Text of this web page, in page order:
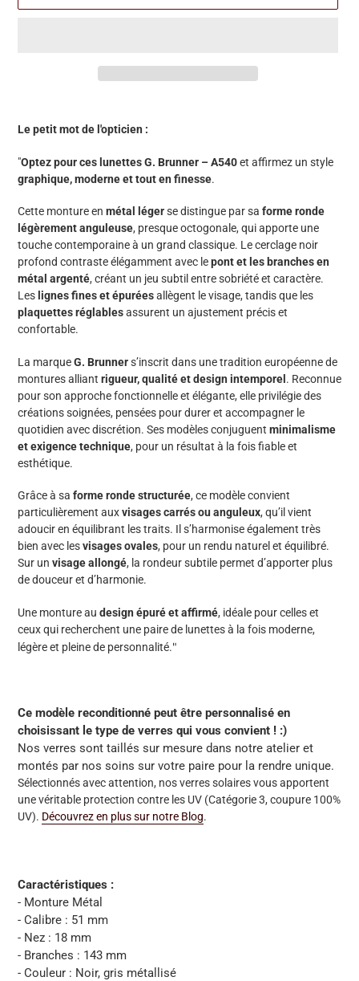
paire
à
votre
panier
Le petit mot de l'opticien :
"Optez pour ces lunettes G. Brunner – A540et affirmez un style
graphique, moderne et tout en finesse.
Cette monture en métal légerse distingue par sa forme ronde
légèrement anguleuse, presque octogonale, qui apporte une
touche contemporaine à un grand classique. Le cerclage noir
profond contraste élégamment avec lepont et les branches en
métal argenté, créant un jeu subtil entre sobriété et caractère.
Les lignes fines et épuréesallègent le visage, tandis que les
plaquettes réglablesassurent un ajustement précis et
confortable.
La marqueG. Brunners’inscrit dans une tradition européenne de
montures alliant rigueur, qualité et design intemporel . Reconnue
pour son approche fonctionnelle et élégante, elle privilégie des
créations soignées, pensées pour durer et accompagner le
quotidien avec discrétion. Ses modèles conjuguent minimalisme
et exigence technique, pour un résultat à la fois fiable et
esthétique.
Grâce à sa forme ronde structurée, ce modèle convient
particulièrement auxvisages carrés ou anguleux, qu’il vient
adoucir en équilibrant les traits. Il s’harmonise également très
bien avec lesvisages ovales, pour un rendu naturel et équilibré.
Sur un visage allongé, la rondeur subtile permet d’apporter plus
de douceur et d’harmonie.
Une monture au design épuré et affirmé, idéale pour celles et
ceux qui recherchent une paire de lunettes à la fois moderne,
légère et pleine de personnalité."
Ce modèle reconditionné peut être personnalisé en
choisissant le type de verres qui vous convient ! :)
Nos verres sont taillés sur mesure dans notre atelier et
montés par nos soins sur votre paire pour la rendre unique.
Sélectionnés avec attention, nos verres solaires vous apportent
une véritable protection contre les UV (Catégorie 3, coupure 100%
UV). Découvrez en plus sur notre Blog.
Caractéristiques :
- Monture Métal
- Calibre : 51 mm
- Nez : 18 mm
- Branches : 143 mm
- Couleur : Noir, gris métallisé